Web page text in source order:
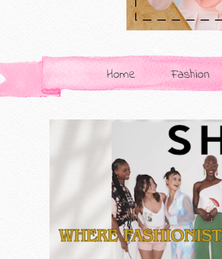
Home Fashion